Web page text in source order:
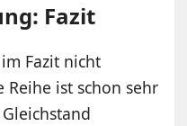
Fazit
Fazit nicht
ist schon sehr